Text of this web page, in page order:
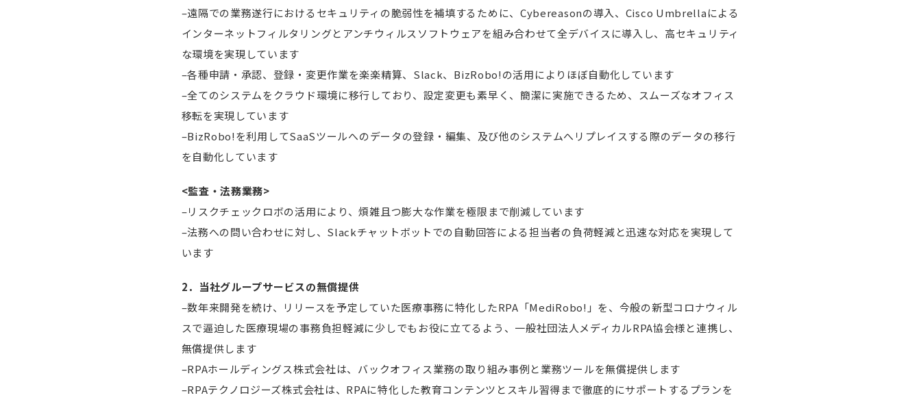
–遠隔での業務遂行におけるセキュリティの脆弱性を補填するために、Cybereasonの導入、Cisco Umbrellaによる
インターネットフィルタリングとアンチウィルスソフトウェアを組み合わせて全デバイスに導入し、高セキュリティ
な環境を実現しています
–各種申請・承認、登録・変更作業を楽楽精算、Slack、BizRobo!の活用によりほぼ自動化しています
–全てのシステムをクラウド環境に移行しており、設定変更も素早く、簡潔に実施できるため、スムーズなオフィス
移転を実現しています
–BizRobo!を利用してSaaSツールへのデータの登録・編集、及び他のシステムへリプレイスする際のデータの移行
を自動化しています
<監査・法務業務>
–リスクチェックロボの活用により、煩雑且つ膨大な作業を極限まで削減しています
–法務への問い合わせに対し、Slackチャットボットでの自動回答による担当者の負荷軽減と迅速な対応を実現して
います
2．当社グループサービスの無償提供
–数年来開発を続け、リリースを予定していた医療事務に特化したRPA「MediRobo!」を、今般の新型コロナウィル
スで逼迫した医療現場の事務負担軽減に少しでもお役に立てるよう、一般社団法人メディカルRPA協会様と連携し、
無償提供します
–RPAホールディングス株式会社は、バックオフィス業務の取り組み事例と業務ツールを無償提供します
–RPAテクノロジーズ株式会社は、RPAに特化した教育コンテンツとスキル習得まで徹底的にサポートするプランを